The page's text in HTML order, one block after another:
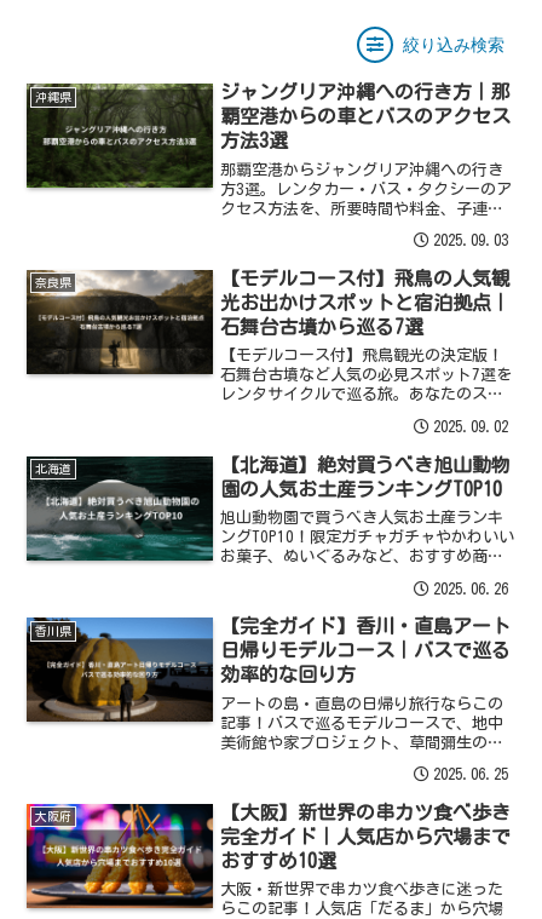
絞り込み検索
沖縄県
ジャングリア沖縄への行き方｜那
覇空港からの車とバスのアクセス
方法3選
那覇空港からジャングリア沖縄への行き
方3選。レンタカー・バス・タクシーのア
クセス方法を、所要時間や料金、子連れ
ルートや駐車場の詳細、渋滞情報まで解
説します。
2025.09.03
奈良県
【モデルコース付】飛鳥の人気観
光お出かけスポットと宿泊拠点｜
石舞台古墳から巡る7選
【モデルコース付】飛鳥観光の決定版！
石舞台古墳など人気の必見スポット7選を
レンタサイクルで巡る旅。あなたのスタ
選び方から、おすすめのランチまで、明
日香村の旅が充実する情報をお届け。
2025.09.02
北海道
【北海道】絶対買うべき旭山動物
園の人気お土産ランキングTOP10
旭山動物園で買うべき人気お土産ランキ
ングTOP10！限定ガチャガチャやかわいい
お菓子、ぬいぐるみなど、おすすめ商品
けまで、外さない選び方を紹介します。
2025.06.26
香川県
【完全ガイド】香川・直島アート
日帰りモデルコース｜バスで巡る
効率的な回り方
アートの島・直島の日帰り旅行ならこの
記事！バスで巡るモデルコースで、地中
美術館や家プロジェクト、草間彌生のか
2025.06.25
大阪府
【大阪】新世界の串カツ食べ歩き
完全ガイド｜人気店から穴場まで
おすすめ10選
大阪・新世界で串カツ食べ歩きに迷った
らこの記事！人気店「だるま」から穴場